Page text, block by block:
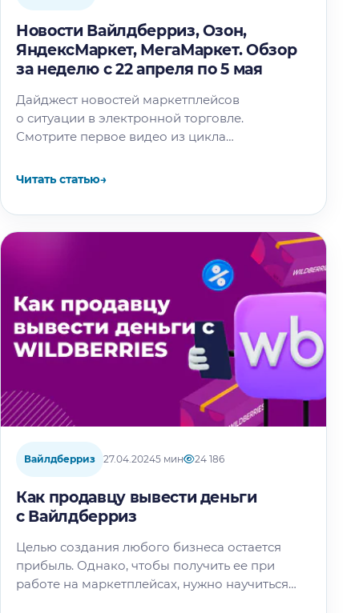
Новости Вайлдберриз, Озон,
ЯндексМаркет, МегаМаркет. Обзор
за неделю с 22 апреля по 5 мая
Дайджест новостей маркетплейсов
о ситуации в электронной торговле.
Смотрите первое видео из цикла
продавцом: В этой статье: Новости
Читать статью→
Вайлдберриз 27.04.20245 мин 24 186
Как продавцу вывести деньги
с Вайлдберриз
Целью создания любого бизнеса остается
прибыль. Однако, чтобы получить ее при
работе на маркетплейсах, нужно научиться